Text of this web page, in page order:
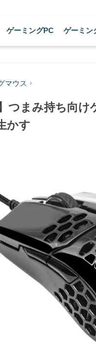
ゲーミングPC ゲーミン
マウス
つまみ持ち向
かす